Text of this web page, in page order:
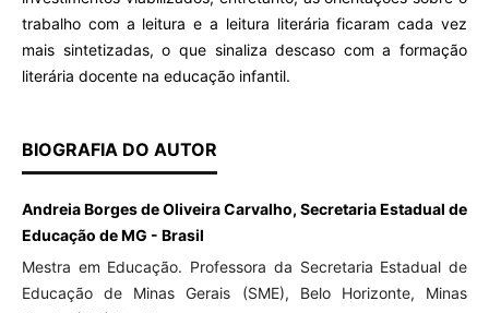
trabalho com a leitura e a leitura literária ficaram cada vez
mais sintetizadas, o que sinaliza descaso com a formação
literária docente na educação infantil.
BIOGRAFIA DO AUTOR
Andreia Borges de Oliveira Carvalho, Secretaria Estadual de
Educação de MG - Brasil
Mestra em Educação. Professora da Secretaria Estadual de
Educação de Minas Gerais (SME), Belo Horizonte, Minas